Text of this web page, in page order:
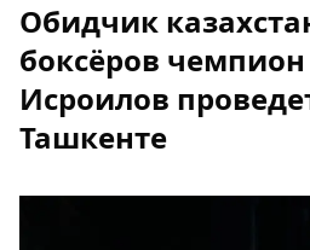
Обидчик
боксёров
Исроилов
Ташкенте